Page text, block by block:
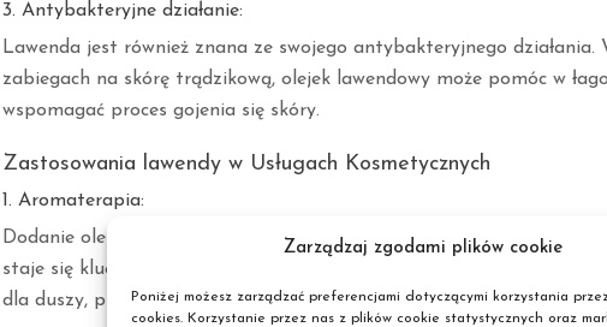
Zarządzaj zgodami plików cookie
Poniżej możesz zarządzać preferencjami dotyczącymi korzystania
cookies. Korzystanie przez nas z plików cookie statystycznych oraz
3. Antybakteryjne działanie:
Lawenda jest również znana ze swojego antybakteryjnego działania.
zabiegach na skórę trądzikową, olejek lawendowy może pomóc w
wspomagać proces gojenia się skóry.
Zastosowania lawendy w Usługach Kosmetycznych
1. Aromaterapia:
Dodanie olejku lawendowego do zabiegów kosmetycznych,
staje się kluczowym elementem aromaterapii. To nie tylko
dla duszy, przynoszący uczucie spokoju i relaksu.